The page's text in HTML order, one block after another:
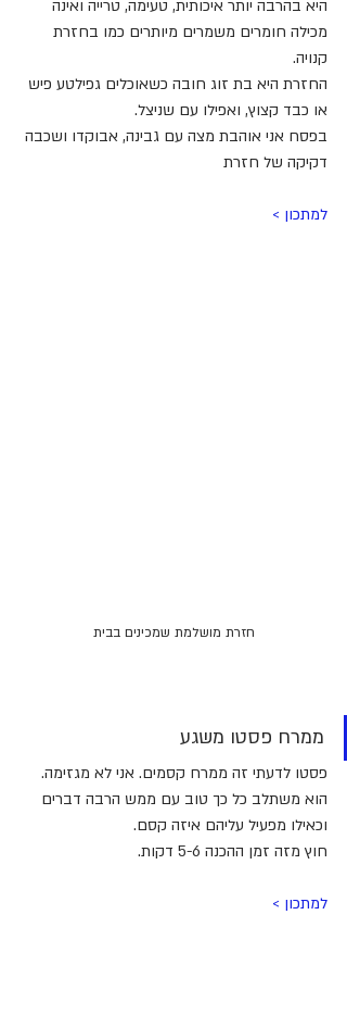
היא בהרבה יותר איכותית, טעימה, טרייה ואינה
מכילה חומרים משמרים מיותרים כמו בחזרת
קנויה.
החזרת היא בת זוג חובה כשאוכלים גפילטע פיש
או כבד קצוץ, ואפילו עם שניצל.
בפסח אני אוהבת מצה עם גבינה, אבוקדו ושכבה
דקיקה של חזרת
למתכון >
חזרת מושלמת שמכינים בבית
ממרח פסטו משגע
פסטו לדעתי זה ממרח קסמים. אני לא מגזימה.
הוא משתלב כל כך טוב עם ממש הרבה דברים
וכאילו מפעיל עליהם איזה קסם.
חוץ מזה זמן ההכנה 5-6 דקות.
למתכון >